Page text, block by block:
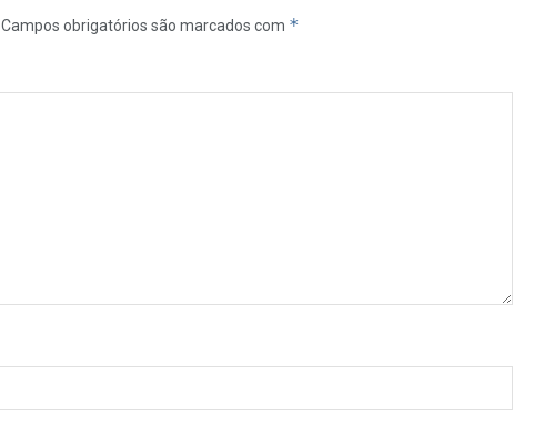
Campos obrigatórios são marcados com *